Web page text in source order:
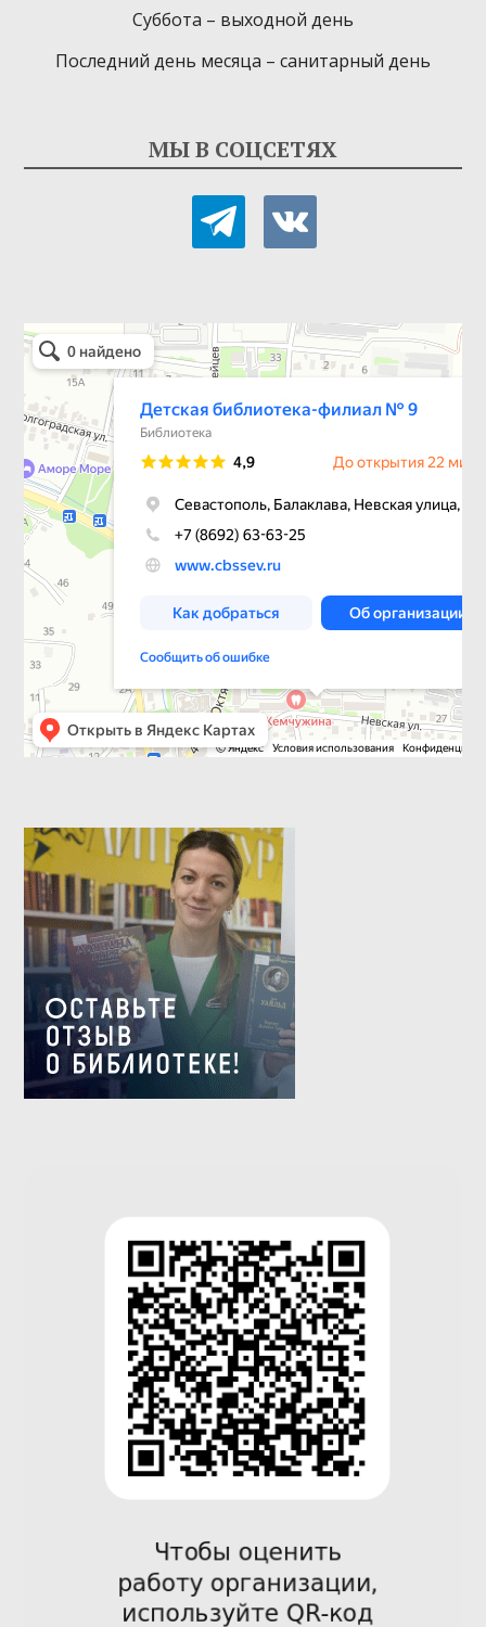
Суббота – выходной день
Последний день месяца – санитарный день
МЫ В СОЦСЕТЯХ
telegramvkontakte
Детская библиотека-филиал № 9
Библиотека в Севастополе